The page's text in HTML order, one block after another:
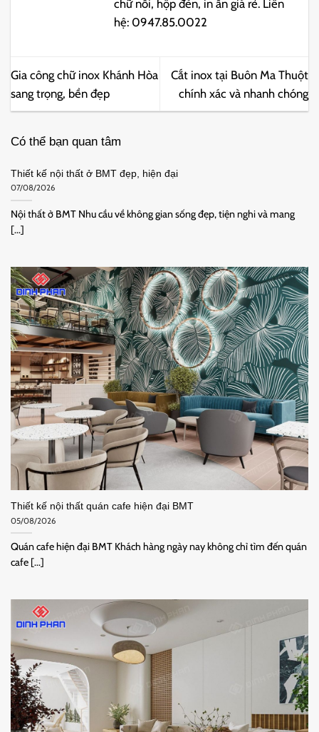
chữ nổi, hộp đèn, in ấn giá rẻ. Liên
hệ: 0947.85.0022
Gia công chữ inox Khánh Hòa
sang trọng, bền đẹp
Cắt inox tại Buôn Ma Thuột
chính xác và nhanh chóng
Có thể bạn quan tâm
Thiết kế nội thất ở BMT đẹp, hiện đại
07/08/2026
Nội thất ở BMT Nhu cầu về không gian sống đẹp, tiện nghi và mang
[...]
Thiết kế nội thất quán cafe hiện đại BMT
05/08/2026
Quán cafe hiện đại BMT Khách hàng ngày nay không chỉ tìm đến quán
cafe [...]